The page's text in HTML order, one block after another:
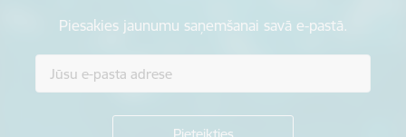
Piesakies jaunumu saņemšanai savā e-pastā.